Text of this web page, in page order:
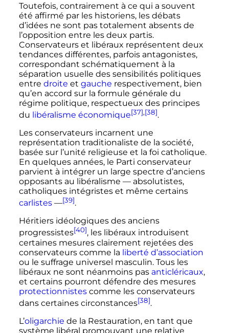
Toutefois, contrairement à ce qui a souvent
été affirmé par les historiens, les débats
d’idées ne sont pas totalement absents de
l’opposition entre les deux partis.
Conservateurs et libéraux représentent deux
tendances différentes, parfois antagonistes,
correspondant schématiquement à la
séparation usuelle des sensibilités politiques
entre droite et gauche respectivement, bien
qu’en accord sur la formule générale du
régime politique, respectueux des principes
du libéralisme économique[37],[38].
Les conservateurs incarnent une
représentation traditionaliste de la société,
basée sur l’unité religieuse et la foi catholique.
En quelques années, le Parti conservateur
parvient à intégrer un large spectre d’anciens
opposants au libéralisme — absolutistes,
catholiques intégristeset même certains
carlistes —[39].
Héritiers idéologiques des anciens
progressistes[40], les libéraux introduisent
certaines mesures clairement rejetées des
conservateurs comme la liberté d’association
ou le suffrage universel masculin. Tous les
libéraux ne sont néanmoins pas anticléricaux,
et certains pourront défendre des mesures
protectionnistescomme les conservateurs
dans certaines circonstances[38].
L’oligarchie de la Restauration, en tant que
système libéral promouvant une relative